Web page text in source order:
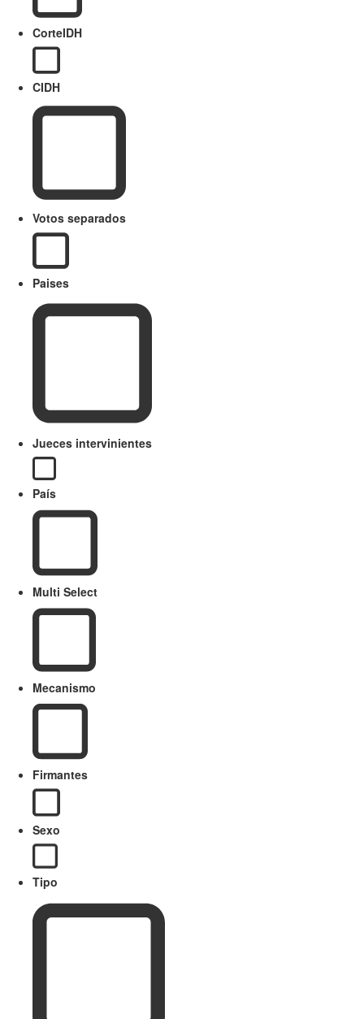
CorteIDH
CIDH
Votos separados
Paises
Jueces intervinientes
País
Multi Select
Mecanismo
Firmantes
Sexo
Tipo